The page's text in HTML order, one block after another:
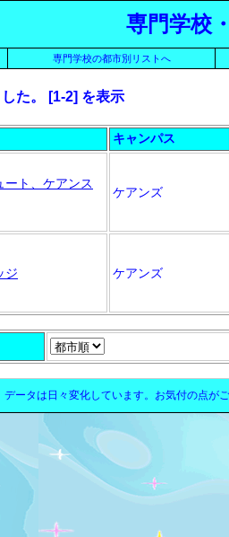
専門学校
専門学校の都市別リストへ
た。 [1-2] を表示
キャンパス
ート、ケアンス
ケアンズ
ジ ケアンズ
データは日々変化しています。お気付の点がご